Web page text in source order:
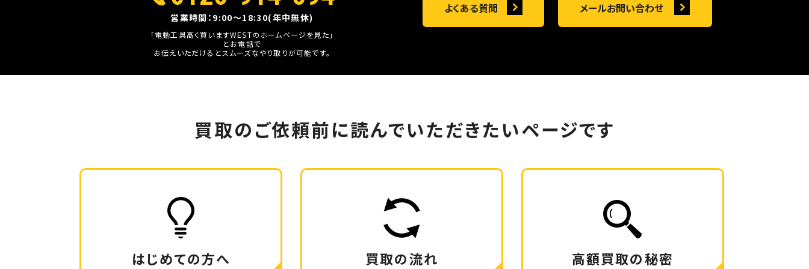
営業時間：9:00～18:30(年中無休)
「電動工具高く買いますWESTのホームページを見た」
とお電話で
お伝えいただけるとスムーズなやり取りが可能です。
よくある質問 メールお問い合わせ
買取のご依頼前に読んでいただきたいページです
はじめての方へ 買取の流れ 高額買取の秘密